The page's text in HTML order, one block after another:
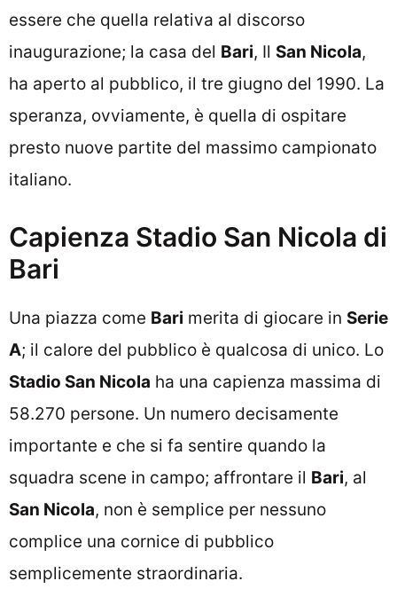
essere che quella relativa al discorso
inaugurazione; la casa del Bari, Il San Nicola,
ha aperto al pubblico, il tre giugno del 1990. La
speranza, ovviamente, è quella di ospitare
presto nuove partite del massimo campionato
italiano.
Capienza Stadio San Nicola di
Bari
Una piazza come Bari merita di giocare in Serie
A; il calore del pubblico è qualcosa di unico. Lo
Stadio San Nicola ha una capienza massima di
58.270 persone. Un numero decisamente
importante e che si fa sentire quando la
squadra scene in campo; affrontare il Bari, al
San Nicola, non è semplice per nessuno
complice una cornice di pubblico
semplicemente straordinaria.